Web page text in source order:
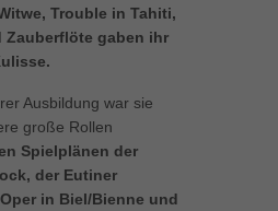
Trouble in Tahiti,
Zauberflöte gaben ihr
Ausbildung war sie
große Rollen
Spielplänen der
der Eutiner
in Biel/Bienne und